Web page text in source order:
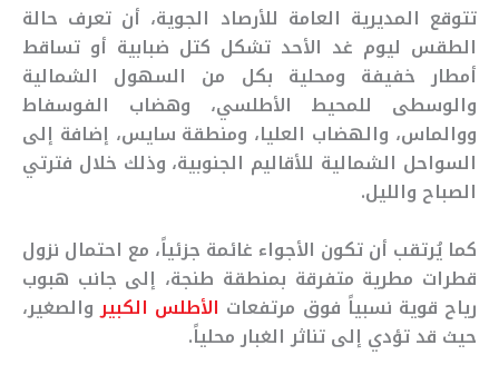
تتوقع المديرية العامة للأرصاد الجوية، أن تعرف حالة
الطقس ليوم غد الأحد تشكل كتل ضبابية أو تساقط
أمطار خفيفة ومحلية بكل من السهول الشمالية
والوسطى للمحيط الأطلسي، وهضاب الفوسفاط
ووالماس، والهضاب العليا، ومنطقة سايس، إضافة إلى
السواحل الشمالية للأقاليم الجنوبية، وذلك خلال فترتي
الصباح والليل.
كما يُرتقب أن تكون الأجواء غائمة جزئياً، مع احتمال نزول
قطرات مطرية متفرقة بمنطقة طنجة، إلى جانب هبوب
رياح قوية نسبياً فوق مرتفعات الأطلس الكبيروالصغير،
حيث قد تؤدي إلى تناثر الغبار محلياً.